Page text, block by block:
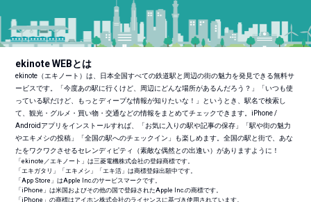
ekinote WEBとは
ekinote（エキノート）は、日本全国すべての鉄道駅と周辺の街の魅力を発見できる無料サ
ービスです。「今度あの駅に行くけど、周辺にどんな場所があるんだろう？」「いつも使
っている駅だけど、もっとディープな情報が知りたいな！」というとき、駅名で検索し
て、観光・グルメ・買い物・交通などの情報をまとめてチェックできます。iPhone /
Androidアプリをインストールすれば、「お気に入りの駅や記事の保存」「駅や街の魅力
やエキメシの投稿」「全国の駅へのチェックイン」も楽しめます。全国の駅と街で、あな
たをワクワクさせるセレンディピティ（素敵な偶然との出逢い）がありますように！
「ekinote／エキノート」は三菱電機株式会社の登録商標です。
「エキガタリ」「エキメシ」「エキ活」は商標登録出願中です。
「App Store」はApple Inc.のサービスマークです。
「iPhone」は米国およびその他の国で登録されたApple Inc.の商標です。
「iPhone」の商標はアイホン株式会社のライセンスに基づき使用されています。